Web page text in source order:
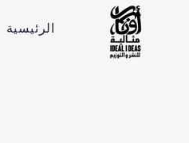
الرئيسية